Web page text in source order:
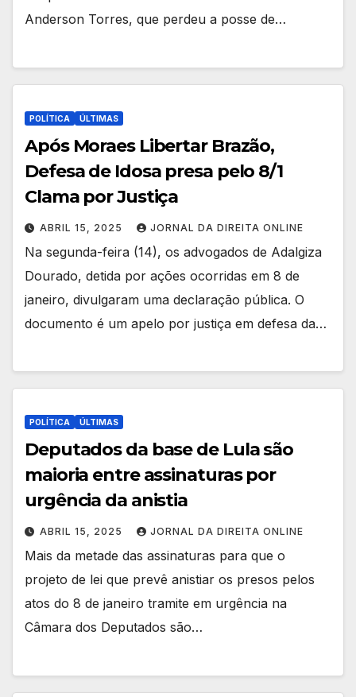
Anderson Torres, que perdeu a posse de…
POLÍTICA ÚLTIMAS
Após Moraes Libertar Brazão,
Defesa de Idosa presa pelo 8/1
Clama por Justiça
ABRIL 15, 2025 JORNAL DA DIREITA ONLINE
Na segunda-feira (14), os advogados de Adalgiza
Dourado, detida por ações ocorridas em 8 de
janeiro, divulgaram uma declaração pública. O
documento é um apelo por justiça em defesa da…
POLÍTICA ÚLTIMAS
Deputados da base de Lula são
maioria entre assinaturas por
urgência da anistia
ABRIL 15, 2025 JORNAL DA DIREITA ONLINE
Mais da metade das assinaturas para que o
projeto de lei que prevê anistiar os presos pelos
atos do 8 de janeiro tramite em urgência na
Câmara dos Deputados são…